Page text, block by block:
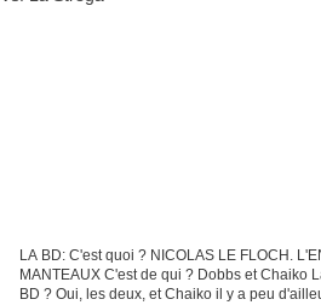
LA BD: C'est quoi ? NICOLAS LE FLOCH.
MANTEAUX C'est de qui ? Dobbs et Chaiko
BD ? Oui, les deux, et Chaiko il y a peu